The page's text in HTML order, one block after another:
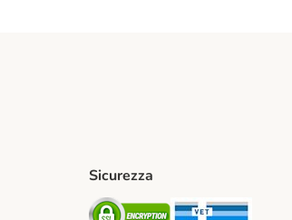
Sicurezza
Security